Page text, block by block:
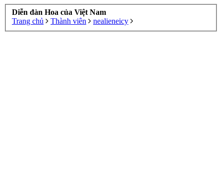
Diễn đàn Hoa của Việt Nam
Trang chủ
Thành viên nealieneicy